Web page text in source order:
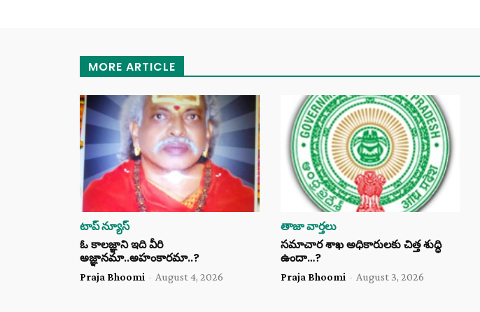
MORE ARTICLE
టాప్ న్యూస్
ఓ కాలజ్ఞాని ఇది వీరి
అజ్ఞానమా..అహంకారమా..?
Praja Bhoomi - August 4, 2026
తాజా వార్తలు
సమాచార శాఖ అధికారులకు చిత్త శుద్ధి
ఉందా…?
Praja Bhoomi - August 3, 2026